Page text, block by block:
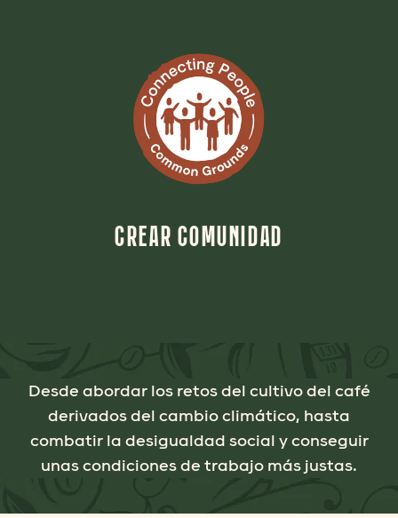
CREAR COMUNIDAD
Desde abordar los retos del cultivo del café
derivados del cambio climático, hasta
combatir la desigualdad social y conseguir
unas condiciones de trabajo más justas.